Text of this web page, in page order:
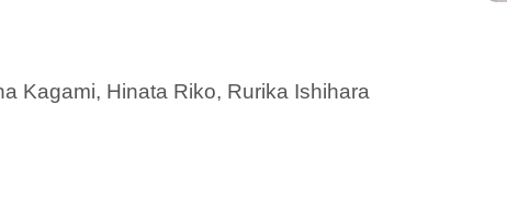
Kagami, Hinata Riko, Rurika Ishihara